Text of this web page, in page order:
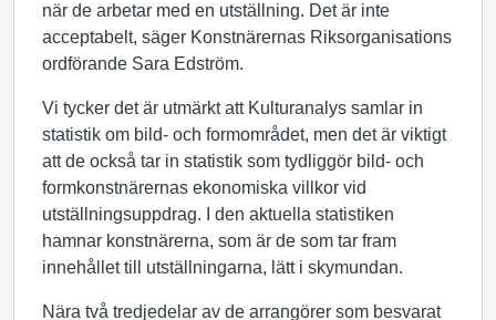
när de arbetar med en utställning. Det är inte
acceptabelt, säger Konstnärernas Riksorganisations
ordförande Sara Edström.
Vi tycker det är utmärkt att Kulturanalys samlar in
statistik om bild- och formområdet, men det är viktigt
att de också tar in statistik som tydliggör bild- och
formkonstnärernas ekonomiska villkor vid
utställningsuppdrag. I den aktuella statistiken
hamnar konstnärerna, som är de som tar fram
innehållet till utställningarna, lätt i skymundan.
Nära två tredjedelar av de arrangörer som besvarat